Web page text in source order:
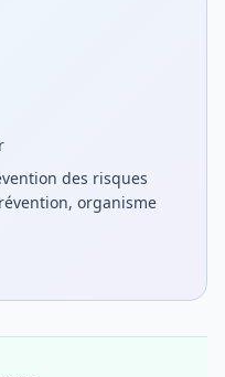
des risques
organisme